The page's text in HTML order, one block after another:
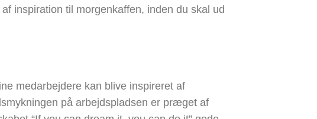
inspiration til morgenkaffen, inden du skal ud
medarbejdere kan blive inspireret af
på arbejdspladsen er præget af